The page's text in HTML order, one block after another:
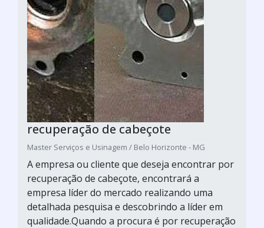
recuperação de cabeçote
Master Serviços e Usinagem / Belo Horizonte - MG
A empresa ou cliente que deseja encontrar por
recuperação de cabeçote, encontrará a
empresa líder do mercado realizando uma
detalhada pesquisa e descobrindo a líder em
qualidade.Quando a procura é por recuperação